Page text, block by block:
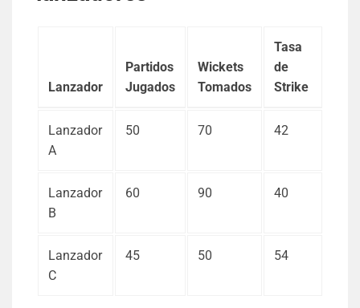
Lanzador
Partidos
Jugados
Wickets
Tomados
Tasa
de
Strike
Lanzador
A
50 70 42
Lanzador
B
60 90 40
Lanzador
C
45 50 54